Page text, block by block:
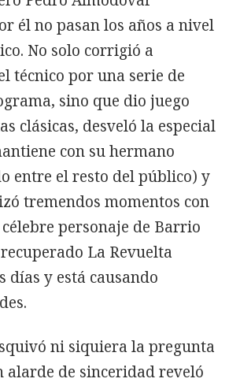
él no pasan los años a nivel
No solo corrigió a
técnico por una serie de
sino que dio juego
clásicas, desveló la especial
con su hermano
entre el resto del público) y
tremendos momentos con
personaje de Barrio
La Revuelta
días y está causando
ni siquiera la pregunta
alarde de sinceridad reveló